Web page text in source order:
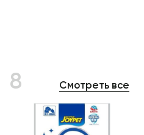
8 Смотреть все